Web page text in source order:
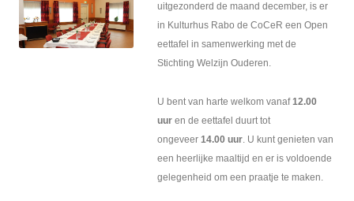
uitgezonderd de maand december, is er
in Kulturhus Rabo de CoCeR een Open
eettafel in samenwerking met de
Stichting Welzijn Ouderen.
U bent van harte welkom vanaf12.00
uur en de eettafel duurt tot
ongeveer 14.00 uur. U kunt genieten van
een heerlijke maaltijd en er is voldoende
gelegenheid om een praatje te maken.